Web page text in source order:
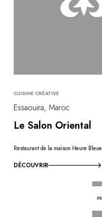
CUISINE CRÉATIVE
Essaouira, Maroc
Le Salon Oriental
Restaurant de la maison Heure
DÉCOUVRIR